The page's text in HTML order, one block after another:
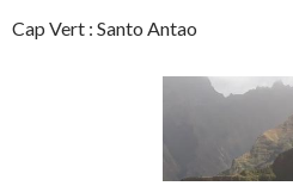
Cap Vert : Santo Antao